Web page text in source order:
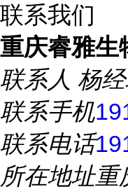
联系我们
重庆睿雅生
联系人 杨
联系手机
联系电话
所在地址重